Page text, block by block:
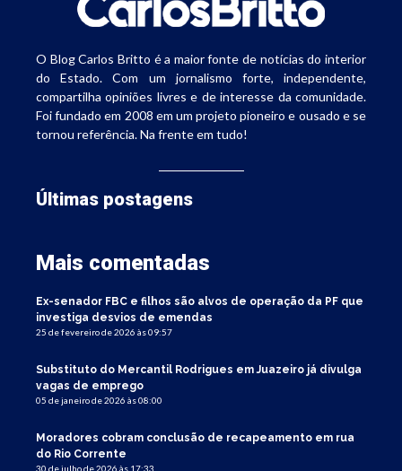
O Blog Carlos Britto é a maior fonte de notícias do interior
do Estado. Com um jornalismo forte, independente,
compartilha opiniões livres e de interesse da comunidade.
Foi fundado em 2008 em um projeto pioneiro e ousado e se
tornou referência. Na frente em tudo!
Últimas postagens
Mais comentadas
Ex-senador FBC e filhos são alvos de operação da PF que
investiga desvios de emendas
25 de fevereiro de 2026 às 09:57
Substituto do Mercantil Rodrigues em Juazeiro já divulga
vagas de emprego
05 de janeiro de 2026 às 08:00
Moradores cobram conclusão de recapeamento em rua
do Rio Corrente
30 de julho de 2026 às 17:33